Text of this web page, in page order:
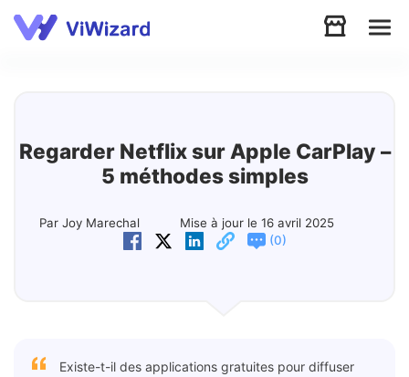
Regarder Netflix sur Apple CarPlay –
5 méthodes simples
Par Joy Marechal
Mise à jour le 16 avril 2025
(0)
Existe-t-il des applications gratuites pour diffuser